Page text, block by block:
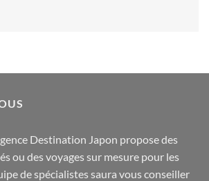
Destination Japon propose des
ou des voyages sur mesure pour les
de spécialistes saura vous conseiller